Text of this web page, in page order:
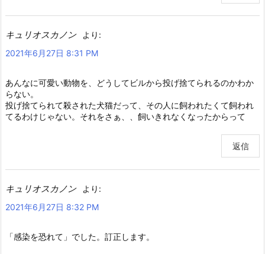
キュリオスカノン
より:
2021年6月27日 8:31 PM
あんなに可愛い動物を、どうしてビルから投げ捨てられるのかわか
らない。
投げ捨てられて殺された犬猫だって、その人に飼われたくて飼われ
てるわけじゃない。それをさぁ、、飼いきれなくなったからって
返信
キュリオスカノン
より:
2021年6月27日 8:32 PM
「感染を恐れて」でした。訂正します。